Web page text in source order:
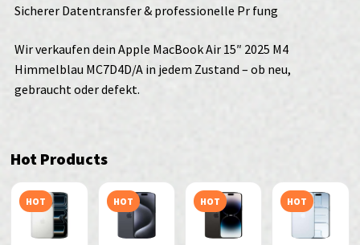
Sicherer Datentransfer & professionelle Pr fung
Wir verkaufen dein Apple MacBook Air 15″ 2025 M4
Himmelblau MC7D4D/A in jedem Zustand – ob neu,
gebraucht oder defekt.
Hot Products
HOT HOT HOT HOT